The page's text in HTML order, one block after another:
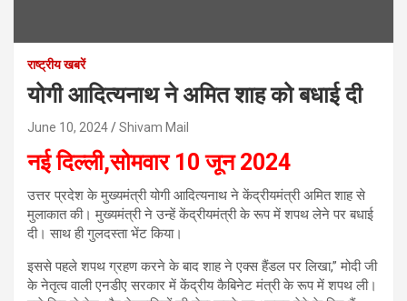
राष्ट्रीय खबरें
योगी आदित्यनाथ ने अमित शाह को बधाई दी
June 10, 2024 Shivam Mail
नई दिल्ली,सोमवार 10 जून 2024
उत्तर प्रदेश के मुख्यमंत्री योगी आदित्यनाथ ने केंद्रीयमंत्री अमित शाह से
मुलाकात की। मुख्यमंत्री ने उन्हें केंद्रीयमंत्री के रूप में शपथ लेने पर बधाई
दी। साथ ही गुलदस्ता भेंट किया।
इससे पहले शपथ ग्रहण करने के बाद शाह ने एक्स हैंडल पर लिखा,” मोदी जी
के नेतृत्व वाली एनडीए सरकार में केंद्रीय कैबिनेट मंत्री के रूप में शपथ ली।